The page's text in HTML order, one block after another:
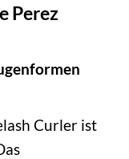
Perez
Curler ist